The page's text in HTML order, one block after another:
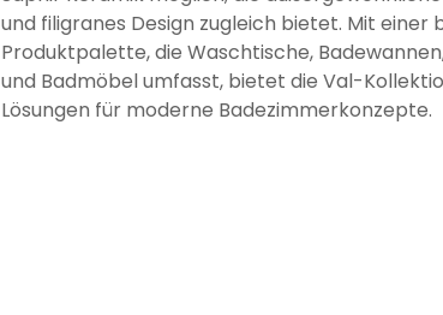
und filigranes Design zugleich bietet. Mit einer
Produktpalette, die Waschtische,
und Badmöbel umfasst, bietet die Val-
Lösungen für moderne Badezimmerkonzepte.